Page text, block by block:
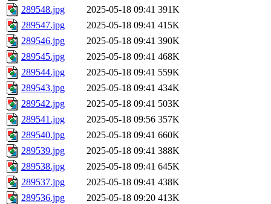
289548.jpg
2025-05-18 09:41 391K
289547.jpg
2025-05-18 09:41 415K
289546.jpg
2025-05-18 09:41 390K
289545.jpg
2025-05-18 09:41 468K
289544.jpg
2025-05-18 09:41 559K
289543.jpg
2025-05-18 09:41 434K
289542.jpg
2025-05-18 09:41 503K
289541.jpg
2025-05-18 09:56 357K
289540.jpg
2025-05-18 09:41 660K
289539.jpg
2025-05-18 09:41 388K
289538.jpg
2025-05-18 09:41 645K
289537.jpg
2025-05-18 09:41 438K
289536.jpg
2025-05-18 09:20 413K